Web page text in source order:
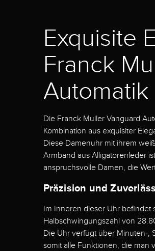
Exquisite
Franck
Automatik
Die Franck Muller Vanguard
Kombination aus exquisiter
Diese Damenuhr mit ihrem
Armband aus Alligatorenleder
anspruchsvolle Damen, die
Präzision und
Im Inneren dieser Uhr befindet
Halbschwingungszahl von
Die Uhr verfügt über Minuten-,
somit alle Funktionen, die man